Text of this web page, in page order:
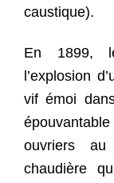
caustique).
En 1899,
l’explosion
vif émoi
ouvriers
chaudière